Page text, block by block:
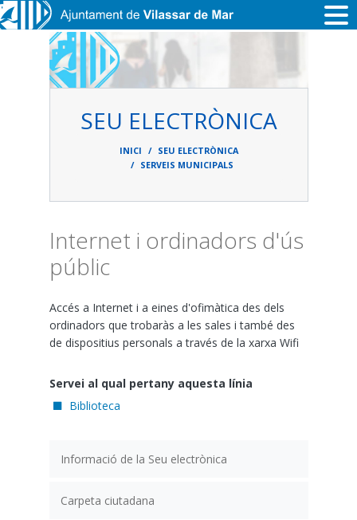
Vés al contingut
SEU ELECTRÒNICA
d'ariadna
INICI
SEU ELECTRÒNICA
SERVEIS MUNICIPALS
Informació de la Seu electrònica
Carpeta ciutadana
Internet i ordinadors d'ús
públic
Accés a Internet i a eines d'ofimàtica des dels
ordinadors que trobaràs a les sales i també des
de dispositius personals a través de la xarxa Wifi
Servei al qual pertany aquesta línia
Biblioteca